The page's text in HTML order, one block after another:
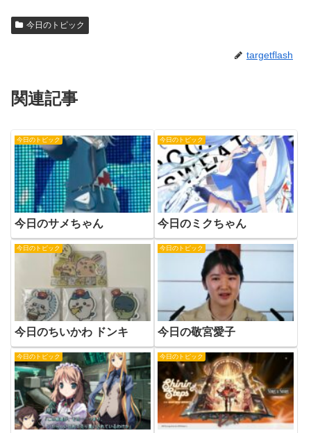
今日のトピック
targetflash
関連記事
今日のトピック
今日のサメちゃん
今日のトピック
今日のミクちゃん
今日のトピック
今日のちいかわ ドンキ
今日のトピック
今日の敬宮愛子
今日のトピック 今日のトピック